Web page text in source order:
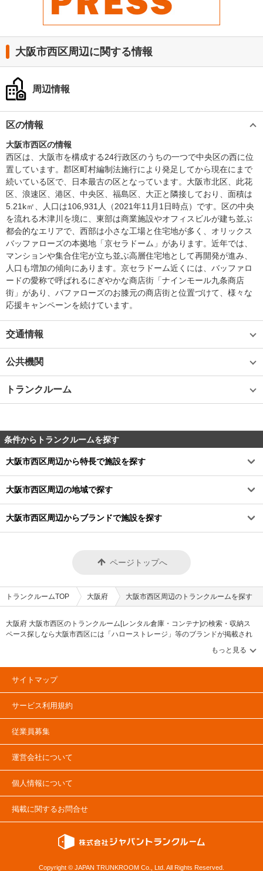
大阪市西区周辺に関する情報
周辺情報
区の情報
大阪市西区の情報
西区は、大阪市を構成する24行政区のうちの一つで中央区の西に位
置しています。郡区町村編制法施行により発足してから現在にまで
続いている区で、日本最古の区となっています。大阪市北区、此花
区、浪速区、港区、中央区、福島区、大正と隣接しており、面積は
5.21k㎡、人口は106,931人（2021年11月1日時点）です。区の中央
を流れる木津川を境に、東部は商業施設やオフィスビルが建ち並ぶ
都会的なエリアで、西部は小さな工場と住宅地が多く、オリックス
バッファローズの本拠地「京セラドーム」があります。近年では、
マンションや集合住宅が立ち並ぶ高層住宅地として再開発が進み、
人口も増加の傾向にあります。京セラドーム近くには、バッファロ
ードの愛称で呼ばれるにぎやかな商店街「ナインモール九条商店
街」があり、バファローズのお膝元の商店街と位置づけて、様々な
応援キャンペーンを続けています。
交通情報
公共機関
トランクルーム
条件からトランクルームを探す
大阪市西区周辺から特長で施設を探す
大阪市西区周辺の地域で探す
大阪市西区周辺からブランドで施設を探す
ページトップへ
トランクルームTOP 大阪府 大阪市西区周辺のトランクルームを探す
大阪府 大阪市西区のトランクルーム[レンタル倉庫・コンテナ]の検索・収納ス
ペース探しなら大阪市西区には「ハローストレージ」等のブランドが掲載され
ています。借りたい地域から探して、広さ・料金[賃料]・セキュリティ・空調完
備・24時間出し入れ可能などの希望条件で絞込み！豊富な物件数から様々な方
法でご希望の収納スペースを簡単に探せるトランクルーム情報サイトです。大
阪市西区で気になるトランクルームを見つけたら、メールか電話でお問合せが
サイトマップ
サービス利用規約
従業員募集
運営会社について
個人情報について
掲載に関するお問合せ
Copyright © JAPAN TRUNKROOM Co., Ltd. All Rights Reserved.